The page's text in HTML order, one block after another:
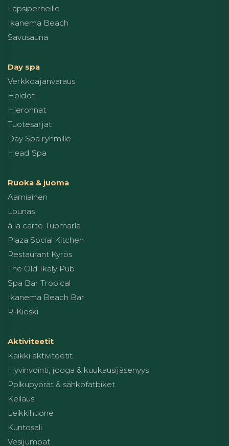
Lapsiperheille
Ikanema Beach
Savusauna
Day spa
Verkkoajanvaraus
Hoidot
Hieronnat
Tuotesarjat
Day Spa ryhmille
Head Spa
Ruoka & juoma
Aamiainen
Lounas
à la carte Tuomarla
Plaza Social Kitchen
Restaurant Kyrös
The Old Ikaly Pub
Spa Bar Tropical
Ikanema Beach Bar
R-Kioski
Aktiviteetit
Kaikki aktiviteetit
Hyvinvointi, jooga & kuukausijäsenyys
Polkupyörät & sähköfatbiket
Keilaus
Leikkihuone
Kuntosali
Vesijumpat